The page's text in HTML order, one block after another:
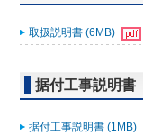
取扱説明書 (6MB)
据付工事説明書
据付工事説明書 (1MB)